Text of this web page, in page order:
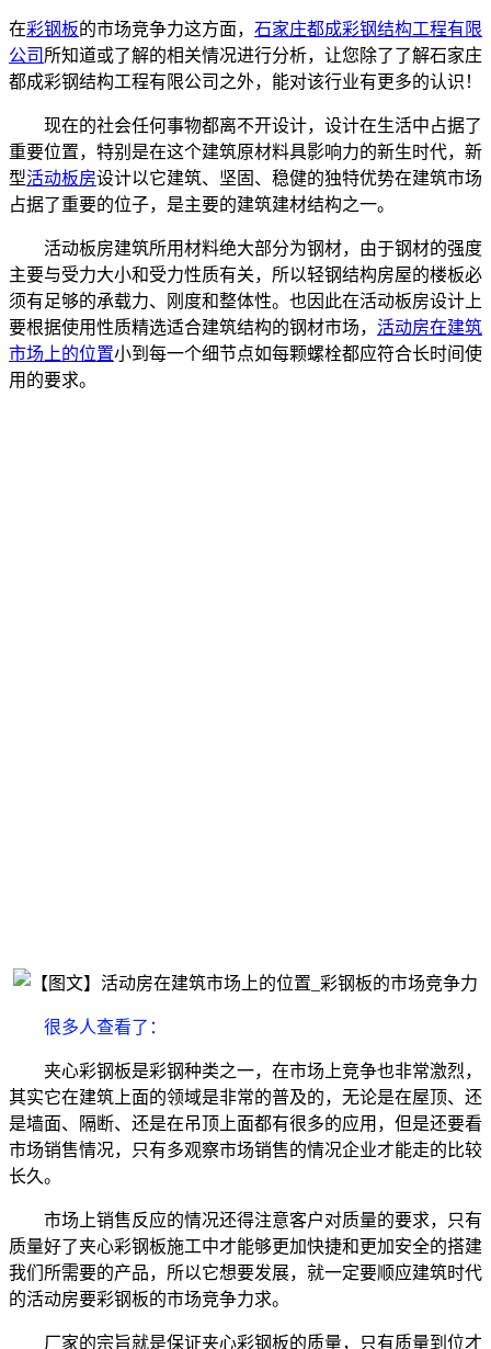
在彩钢板的市场竞争力这方面， 石家庄都成彩钢结构工程有限
公司 所知道或了解的相关情况进行分析，让您除了了解石家庄
都成彩钢结构工程有限公司之外，能对该行业有更多的认识！
现在的社会任何事物都离不开设计，设计在生活中占据了
重要位置，特别是在这个建筑原材料具影响力的新生时代，新
型活动板房设计以它建筑、坚固、稳健的独特优势在建筑市场
占据了重要的位子，是主要的建筑建材结构之一。
活动板房建筑所用材料绝大部分为钢材，由于钢材的强度
主要与受力大小和受力性质有关，所以轻钢结构房屋的楼板必
须有足够的承载力、刚度和整体性。也因此在活动板房设计上
要根据使用性质精选适合建筑结构的钢材市场， 活动房在建筑
市场上的位置小到每一个细节点如每颗螺栓都应符合长时间使
用的要求。
很多人查看了 ：
夹心彩钢板是彩钢种类之一，在市场上竞争也非常激烈，
其实它在建筑上面的领域是非常的普及的，无论是在屋顶、还
是墙面、隔断、还是在吊顶上面都有很多的应用，但是还要看
市场销售情况，只有多观察市场销售的情况企业才能走的比较
长久。
市场上销售反应的情况还得注意客户对质量的要求，只有
质量好了夹心彩钢板施工中才能够更加快捷和更加安全的搭建
我们所需要的产品，所以它想要发展，就一定要顺应建筑时代
的活动房要彩钢板的市场竞争力求。
厂家的宗旨就是保证夹心彩钢板的质量，只有质量到位才